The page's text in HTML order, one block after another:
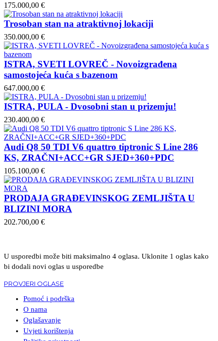
175.000,00 €
Trosoban stan na atraktivnoj lokaciji
350.000,00 €
ISTRA, SVETI LOVREČ - Novoizgrađena
samostojeća kuća s bazenom
647.000,00 €
ISTRA, PULA - Dvosobni stan u prizemju!
230.400,00 €
Audi Q8 50 TDI V6 quattro tiptronic S Line 286
KS, ZRAČNI+ACC+GR SJED+360+PDC
105.100,00 €
PRODAJA GRAĐEVINSKOG ZEMLJIŠTA U
BLIZINI MORA
202.700,00 €
U usporedbi može biti maksimalno 4 oglasa. Uklonite 1 oglas kako
bi dodali novi oglas u usporedbe
PROVJERI OGLASE
Pomoć i podrška
O nama
Oglašavanje
Uvjeti korištenja